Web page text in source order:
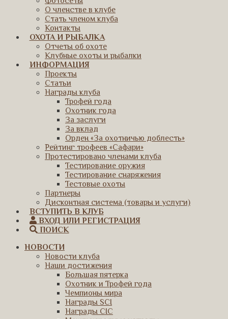
О членстве в клубе
Стать членом клуба
Контакты
ОХОТА И РЫБАЛКА
Отчеты об охоте
Клубные охоты и рыбалки
ИНФОРМАЦИЯ
Проекты
Статьи
Награды клуба
Трофей года
Охотник года
За заслуги
За вклад
Орден «За охотничью доблесть»
Рейтинг трофеев «Сафари»
Протестировано членами клуба
Тестирование оружия
Тестирование снаряжения
Тестовые охоты
Партнеры
Дисконтная система (товары и услуги)
ВСТУПИТЬ В КЛУБ
ВХОД ИЛИ РЕГИСТРАЦИЯ
ПОИСК
НОВОСТИ
Новости клуба
Наши достижения
Большая пятерка
Охотник и Трофей года
Чемпионы мира
Награды SCI
Награды CIC